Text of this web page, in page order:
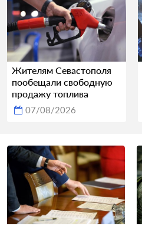
Жителям Севастополя
пообещали свободную
продажу топлива
07/08/2026